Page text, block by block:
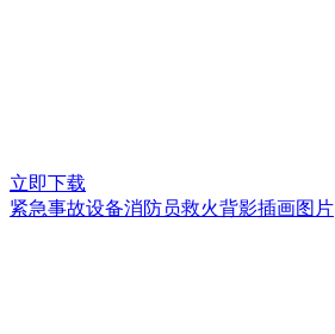
立即下载
紧急事故设备消防员救火背影插画图片